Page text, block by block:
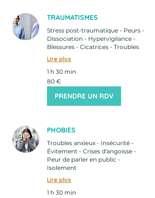
TRAUMATISMES
Stress post-traumatique - Peurs -
Dissociation - Hypervigilance -
Blessures - Cicatrices - Troubles
Lire plus
1 h 30 min
80
euros
80 €
PRENDRE UN RDV
PHOBIES
Troubles anxieux - Insécurité -
Évitement - Crises d'angoisse -
Peur de parler en public -
Isolement
Lire plus
1 h 30 min